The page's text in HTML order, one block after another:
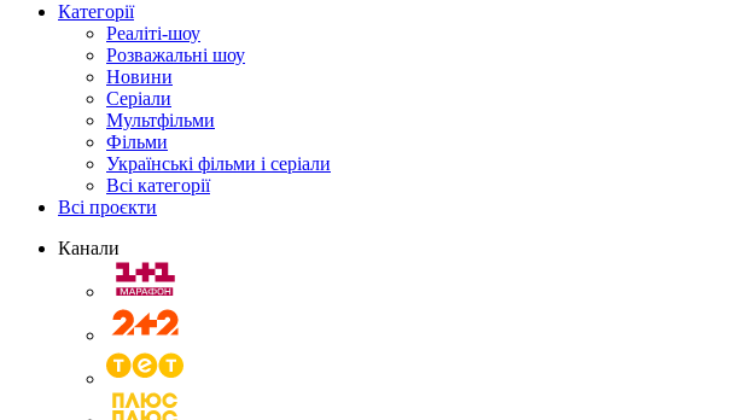
Категорії
Реаліті-шоу
Розважальні шоу
Новини
Серіали
Мультфільми
Фільми
Українські фільми і серіали
Всі категорії
Всі проєкти
Канали